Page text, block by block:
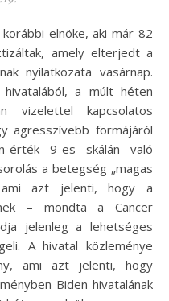
amely elterjedt a
nyilatkozata vasárnap.
a múlt héten
vizelettel kapcsolatos
agresszívebb formájáról
érték 9-es skálán való
a betegség „magas
ami azt jelenti, hogy a
– mondta a Cancer
jelenleg a lehetséges
A hivatal közleménye
ami azt jelenti, hogy
Biden hivatalának